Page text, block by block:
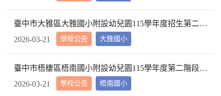
學校公告
臺中市大雅區大雅國小附設幼兒園115學年度招生第二階段正取、備取名單
大雅國小
2026-03-21
學校公告
臺中市梧棲區梧南國小附設幼兒園115學年度第二階段招生抽籤結果正取及備取幼生名冊
梧南國小
2026-03-21